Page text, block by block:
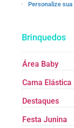
Personalize
Brinquedos
Área Baby
Cama Elástica
Destaques
Festa Junina